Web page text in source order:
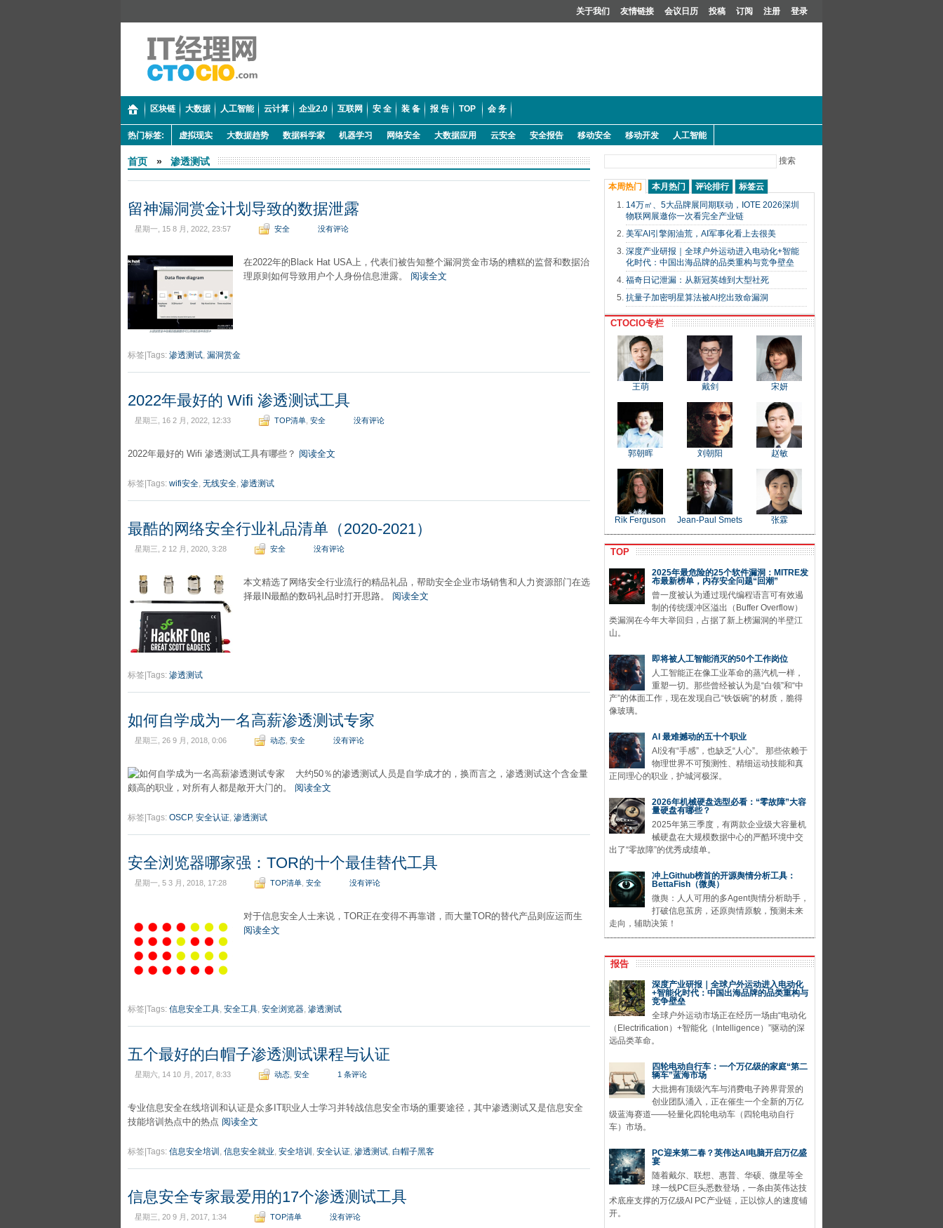
关于我们 友情链接 会议日历 投稿 订阅 注册 登录
区块链 大数据 人工智能 云计算 企业2.0 互联网 安 全 装 备 报 告 TOP 会 务
热门标签: 虚拟现实 大数据趋势 数据科学家 机器学习 网络安全 大数据应用 云安全 安全报告 移动安全 移动开发 人工智能
首页 » 渗透测试
留神漏洞赏金计划导致的数据泄露
星期一, 15 8 月, 2022, 23:57 安全 没有评论
在2022年的Black Hat USA上，代表们被告知整个漏洞赏金市场的糟糕的监督和数据治
理原则如何导致用户个人身份信息泄露。 阅读全文
标签|Tags: 渗透测试, 漏洞赏金
2022年最好的 Wifi 渗透测试工具
星期三, 16 2 月, 2022, 12:33 TOP清单 安全 没有评论
2022年最好的 Wifi 渗透测试工具有哪些？ 阅读全文
标签|Tags: wifi安全, 无线安全, 渗透测试
最酷的网络安全行业礼品清单（2020-2021）
星期三, 2 12 月, 2020, 3:28 安全 没有评论
本文精选了网络安全行业流行的精品礼品，帮助安全企业市场销售和人力资源部门在选
择最IN最酷的数码礼品时打开思路。 阅读全文
标签|Tags: 渗透测试
如何自学成为一名高薪渗透测试专家
星期三, 26 9 月, 2018, 0:06 动态 安全 没有评论
大约50％的渗透测试人员是自学成才的，换而言之，渗透测试这个含金量
颇高的职业，对所有人都是敞开大门的。 阅读全文
标签|Tags: OSCP, 安全认证, 渗透测试
安全浏览器哪家强：TOR的十个最佳替代工具
星期一, 5 3 月, 2018, 17:28 TOP清单 安全 没有评论
对于信息安全人士来说，TOR正在变得不再靠谱，而大量TOR的替代产品则应运而生
阅读全文
标签|Tags: 信息安全工具, 安全工具, 安全浏览器, 渗透测试
五个最好的白帽子渗透测试课程与认证
星期六, 14 10 月, 2017, 8:33 动态 安全 1 条评论
专业信息安全在线培训和认证是众多IT职业人士学习并转战信息安全市场的重要途径，其中渗透测试又是信息安全
技能培训热点中的热点 阅读全文
标签|Tags: 信息安全培训 , 信息安全就业, 安全培训 , 安全认证, 渗透测试, 白帽子黑客
信息安全专家最爱用的17个渗透测试工具
星期三, 20 9 月, 2017, 1:34 TOP清单 没有评论
搜索
本周热门 本月热门 评论排行
标签云
14万㎡、5大品牌展同期联动，IOTE 2026深圳
物联网展邀你一次看完全产业链
美军AI引擎闹油荒，AI军事化看上去很美
深度产业研报｜全球户外运动进入电动化+智能
化时代：中国出海品牌的品类重构与竞争壁垒
福奇日记泄漏：从新冠英雄到大型社死
抗量子加密明星算法被AI挖出致命漏洞
CTOCIO专栏
王萌 戴剑 宋妍
郭朝晖 刘朝阳 赵敏
Rik Ferguson Jean-Paul Smets 张霖
TOP
2025年最危险的25个软件漏洞：MITRE发
布最新榜单，内存安全问题“回潮”
曾一度被认为通过现代编程语言可有效遏
制的传统缓冲区溢出（Buffer Overflow）
类漏洞在今年大举回归，占据了新上榜漏洞的半壁江
山。
即将被人工智能消灭的50个工作岗位
人工智能正在像工业革命的蒸汽机一样，
重塑一切。那些曾经被认为是“白领”和“中
产”的体面工作，现在发现自己“铁饭碗”的材质，脆得
像玻璃。
AI 最难撼动的五十个职业
AI没有“手感”，也缺乏“人心”。 那些依赖于
物理世界不可预测性、精细运动技能和真
正同理心的职业，护城河极深。
2026年机械硬盘选型必看：“零故障”大容
量硬盘有哪些？
2025年第三季度，有两款企业级大容量机
械硬盘在大规模数据中心的严酷环境中交
出了“零故障”的优秀成绩单。
冲上Github榜首的开源舆情分析工具：
BettaFish（微舆）
微舆：人人可用的多Agent舆情分析助手，
打破信息茧房，还原舆情原貌，预测未来
走向，辅助决策！
报告
深度产业研报｜全球户外运动进入电动化
+智能化时代：中国出海品牌的品类重构与
竞争壁垒
全球户外运动市场正在经历一场由“电动化
（Electrification）+智能化（Intelligence）”驱动的深
远品类革命。
四轮电动自行车：一个万亿级的家庭“第二
辆车”蓝海市场
大批拥有顶级汽车与消费电子跨界背景的
创业团队涌入，正在催生一个全新的万亿
级蓝海赛道——轻量化四轮电动车（四轮电动自行
车）市场。
PC迎来第二春？英伟达AI电脑开启万亿盛
宴
随着戴尔、联想、惠普、华硕、微星等全
球一线PC巨头悉数登场，一条由英伟达技
术底座支撑的万亿级AI PC产业链，正以惊人的速度铺
开。